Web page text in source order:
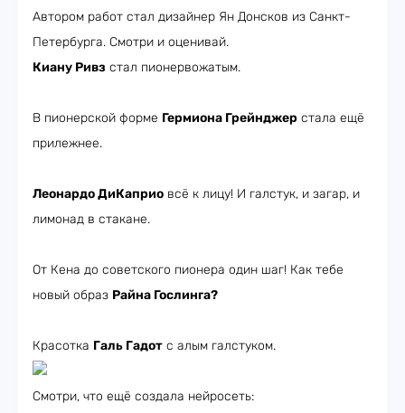
Автором работ стал дизайнер Ян Донсков из Санкт-
Петербурга. Смотри и оценивай.
Киану Ривз стал пионервожатым.
В пионерской форме Гермиона Грейнджер стала ещё
прилежнее.
Леонардо ДиКаприо всё к лицу! И галстук, и загар, и
лимонад в стакане.
От Кена до советского пионера один шаг! Как тебе
новый образ Райна Гослинга?
Красотка Галь Гадот с алым галстуком.
Смотри, что ещё создала нейросеть: